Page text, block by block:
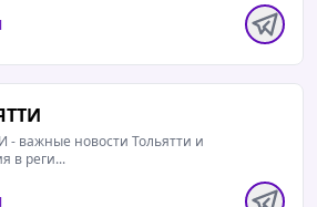
и
в реги...